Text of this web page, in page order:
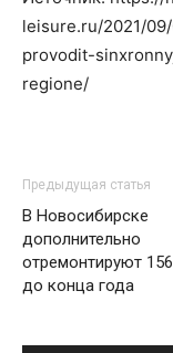
leisure.ru/2021/
provodit-
regione/
Предыдущая статья
В Новосибирске
дополнительно
отремонтируют
до конца года